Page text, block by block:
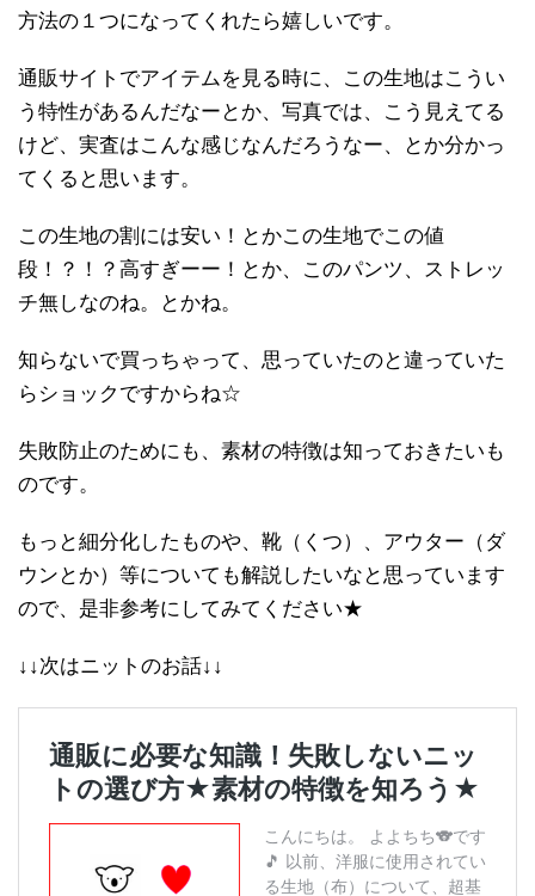
方法の１つになってくれたら嬉しいです。
通販サイトでアイテムを見る時に、この生地はこうい
う特性があるんだなーとか、写真では、こう見えてる
けど、実査はこんな感じなんだろうなー、とか分かっ
てくると思います。
この生地の割には安い！とかこの生地でこの値
段！？！？高すぎーー！とか、このパンツ、ストレッ
チ無しなのね。とかね。
知らないで買っちゃって、思っていたのと違っていた
らショックですからね☆
失敗防止のためにも、素材の特徴は知っておきたいも
のです。
もっと細分化したものや、靴（くつ）、アウター（ダ
ウンとか）等についても解説したいなと思っています
ので、是非参考にしてみてください★
↓↓次はニットのお話↓↓